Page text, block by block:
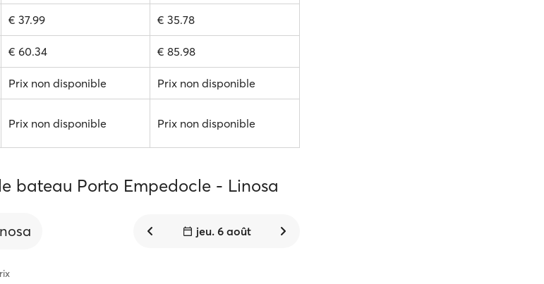
€ 37.99 € 35.78
€ 60.34 € 85.98
Prix non disponible Prix non disponible
Prix non disponible Prix non disponible
bateau Porto Empedocle - Linosa
jeu. 6 août